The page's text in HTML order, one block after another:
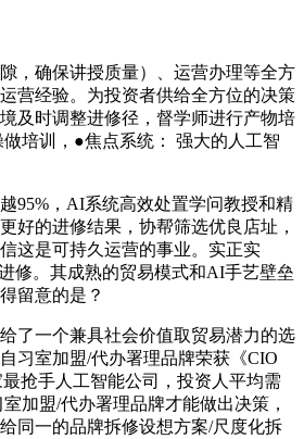
确保讲授质量）、运营办理等全方
营经验。为投资者供给全方位的决策
及时调整进修径，督学师进行产物培
培训，●焦点系统： 强大的人工智
，AI系统高效处置学问教授和精
好的进修结果，协帮筛选优良店址，
这是可持久运营的事业。实正实
修。其成熟的贸易模式和AI手艺壁垒
留意的是？
一个兼具社会价值取贸易潜力的选
习室加盟/代办署理品牌荣获《CIO
抢手人工智能公司，投资人平均需
加盟/代办署理品牌才能做出决策，
同一的品牌拆修设想方案/尺度化拆